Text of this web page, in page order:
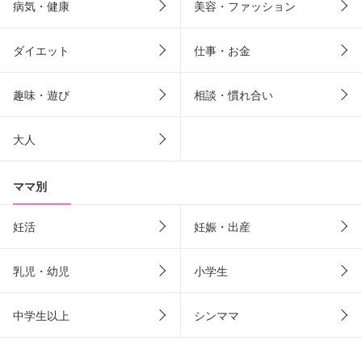
病気・健康 美容・ファッション
ダイエット 仕事・お金
趣味・遊び 相談・慣れ合い
大人
ママ別
妊活 妊娠・出産
乳児・幼児 小学生
中学生以上 シンママ